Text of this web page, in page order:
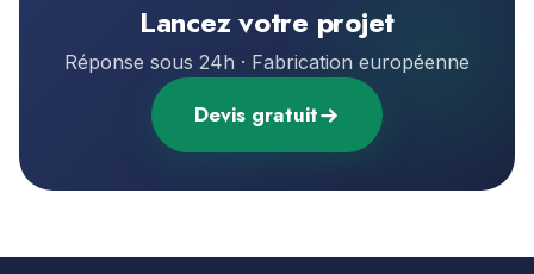
Lancez votre projet
Réponse sous 24h · Fabrication européenne
Devis gratuit